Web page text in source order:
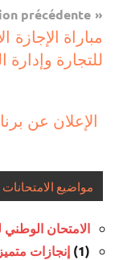
مستجدات
تربوية
Navigation
de
l’article
précédente
مباراة
للتجارة وإدارة
مواضيع الامتحانات
الامتحان
(1)
إنجازات